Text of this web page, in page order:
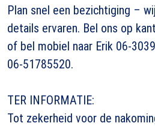
Plan snel een bezichtiging –
details ervaren. Bel ons op
of bel mobiel naar Erik 06-
06-51785520.
TER INFORMATIE:
Tot zekerheid voor de